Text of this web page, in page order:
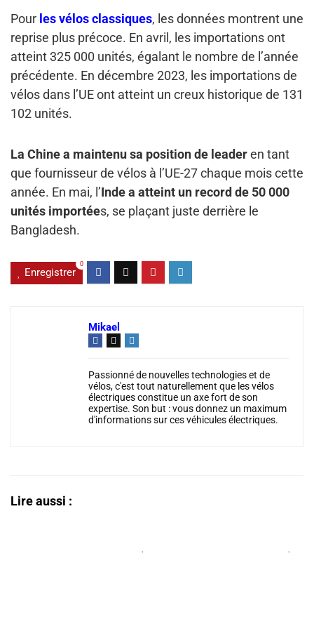
Pour les vélos classiques, les données montrent une
reprise plus précoce. En avril, les importations ont
atteint 325 000 unités, égalant le nombre de l’année
précédente. En décembre 2023, les importations de
vélos dans l’UE ont atteint un creux historique de 131
102 unités.
La Chine a maintenu sa position de leaderen tant
que fournisseur de vélos à l’UE-27 chaque mois cette
année. En mai, l’Inde a atteint un record de 50 000
unités importées, se plaçant juste derrière le
Bangladesh.
Enregistrer
0
Mikael
Passionné de nouvelles technologies et de
vélos, c'est tout naturellement que les vélos
électriques constitue un axe fort de son
expertise. Son but : vous donnez un maximum
d'informations sur ces véhicules électriques.
Lire aussi :